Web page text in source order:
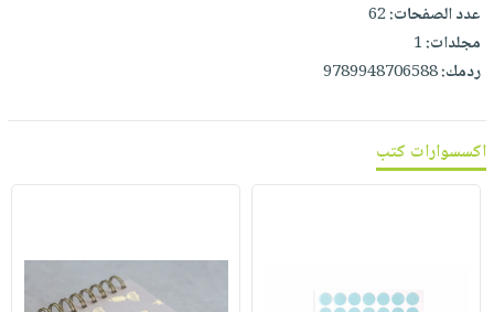
عدد الصفحات:62
مجلدات:1
ردمك:9789948706588
اكسسوارات كتب